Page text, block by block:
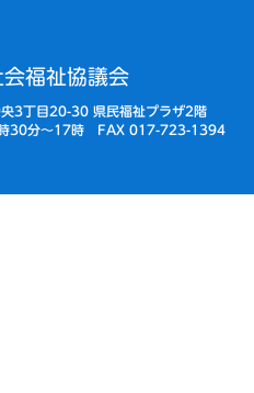
福祉協議会
3丁目20-30 県民福祉プラザ2階
30分〜17時 FAX 017-723-1394